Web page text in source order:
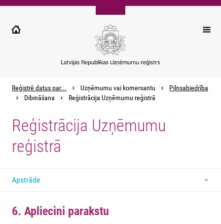
Pārlekt
galveno
Reģistrē datus par... Uzņēmumu vai komersantu
Pilnsabiedrība
Dibināšana
Reģistrācija Uzņēmumu reģistrā
Reģistrācija Uzņēmumu
reģistrā
Apstrāde
6. Apliecini parakstu